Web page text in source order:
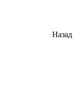
Назад